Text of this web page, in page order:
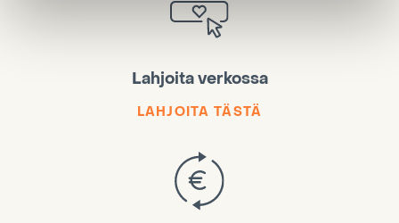
Lahjoita verkossa
LAHJOITA TÄSTÄ